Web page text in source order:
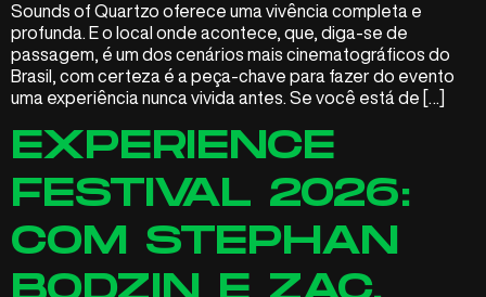
Sounds of Quartzo oferece uma vivência completa e
profunda. E o local onde acontece, que, diga-se de
passagem, é um dos cenários mais cinematográficos do
Brasil, com certeza é a peça-chave para fazer do evento
uma experiência nunca vivida antes. Se você está de […]
EXPERIENCE
FESTIVAL 2026:
COM STEPHAN